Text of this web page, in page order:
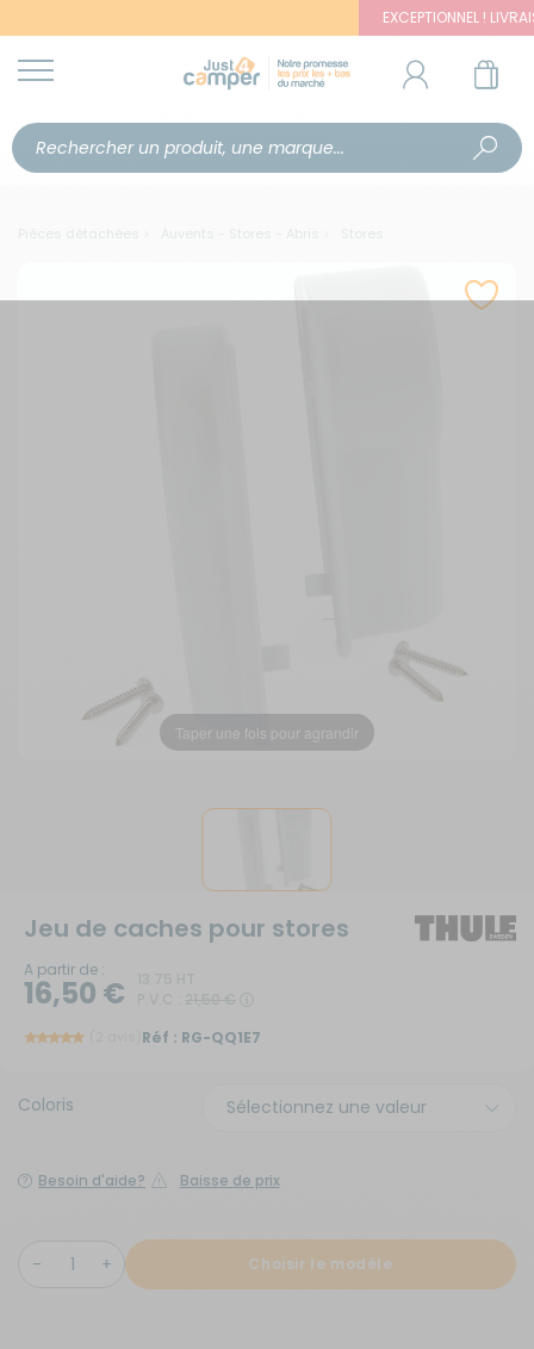
EXCEPTIONNEL !
Pièces détachées Auvents - Stores - Abris Stores
Taper une fois pour agrandir
Jeu de caches pour stores
A partir de :
16,50 €
Réf : RG-QQ1E7
Coloris
Besoin d'aide? Baisse de prix
Choisir le modèle